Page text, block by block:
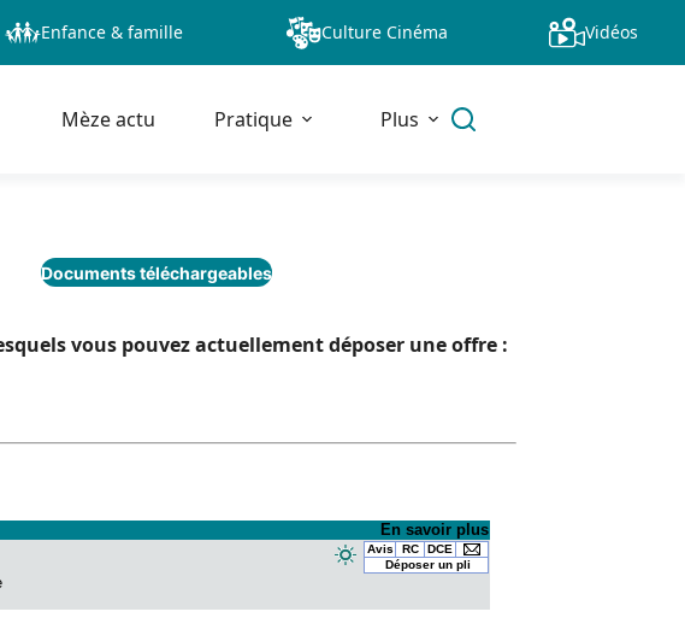
Enfance & famille Culture Cinéma Vidéos
Mèze actu Pratique Plus
Documents téléchargeables
vous pouvez actuellement déposer une offre :